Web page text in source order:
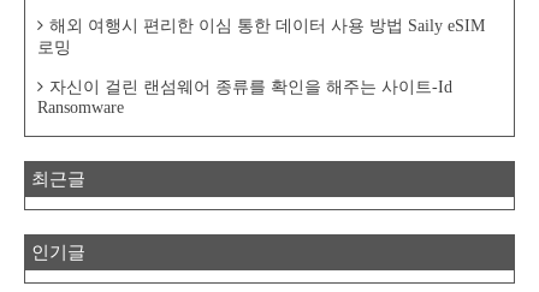
해외 여행시 편리한 이심 통한 데이터 사용 방법 Saily eSIM
로밍
자신이 걸린 랜섬웨어 종류를 확인을 해주는 사이트-Id
Ransomware
최근글
인기글